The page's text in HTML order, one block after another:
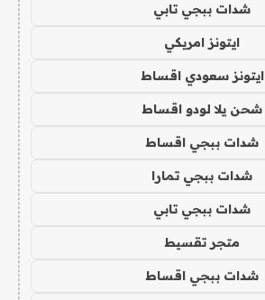
شدات ببجي تابي
ايتونز امريكي
ايتونز سعودي اقساط
شحن يلا لودو اقساط
شدات ببجي اقساط
شدات ببجي تمارا
شدات ببجي تابي
متجر تقسيط
شدات ببجي اقساط